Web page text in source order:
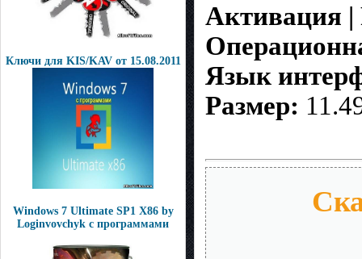
Ключи для KIS/KAV oт 15.08.2011
Windows 7 Ultimate SP1 Х86 by
Loginvovchyk с программами
Активация |
Язык
Размер: